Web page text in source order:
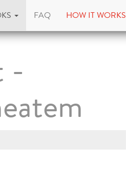
FAQ HOW IT WORKS
-